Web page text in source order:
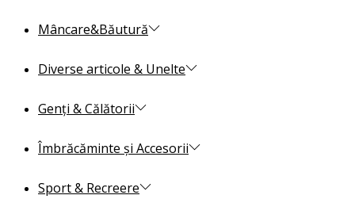
Mâncare&Băutură
Diverse articole & Unelte
Genți & Călătorii
Îmbrăcăminte și Accesorii
Sport & Recreere